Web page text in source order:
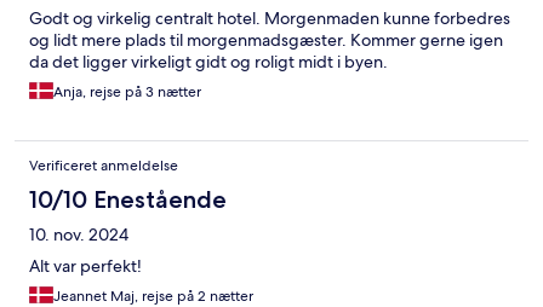
Godt og virkelig centralt hotel. Morgenmaden kunne forbedres
og lidt mere plads til morgenmadsgæster. Kommer gerne igen
da det ligger virkeligt gidt og roligt midt i byen.
Anja, rejse på 3 nætter
Verificeret anmeldelse
10/10 Enestående
10. nov. 2024
Alt var perfekt!
Jeannet Maj, rejse på 2 nætter